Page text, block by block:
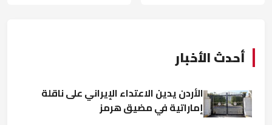
أحدث الأخبار
الأردن يدين الاعتداء الإيراني على ناقلة
إماراتية في مضيق هرمز